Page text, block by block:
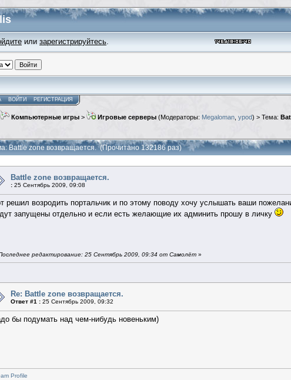
или зарегистрируйтесь.
ВОЙТИ РЕГИСТРАЦИЯ
Компьютерные игры > Игровые серверы (Модераторы: Megaloman ypod) > Тема:
Battle zone возвращается. (Прочитано 132186 раз)
Battle zone возвращается.
: 25 Сентябрь 2009, 09:08
решил возродить портальчик и по этому поводу хочу услышать ваши
запущены отдельно и если есть желающие их админить прошу в личку
редактирование: 25 Сентябрь 2009, 09:34 от Самолёт »
Re: Battle zone возвращается.
Ответ #1 : 25 Сентябрь 2009, 09:32
бы подумать над чем-нибудь новеньким)
Profile